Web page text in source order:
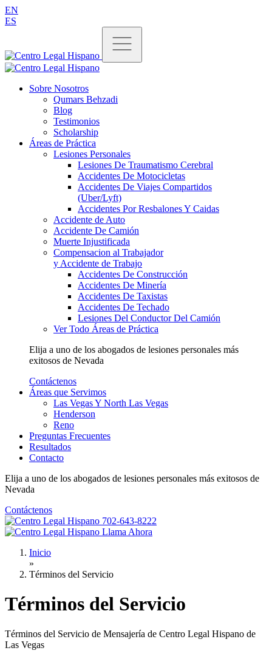
EN
ES
Sobre Nosotros
Qumars Behzadi
Blog
Testimonios
Scholarship
Áreas de Práctica
Lesiones Personales
Lesiones De Traumatismo Cerebral
Accidentes De Motocicletas
Accidentes De Viajes Compartidos
(Uber/Lyft)
Accidentes Por Resbalones Y Caidas
Accidente de Auto
Accidente De Camión
Muerte Injustificada
Compensacion al Trabajador
y Accidente de Trabajo
Accidentes De Construcción
Accidentes De Minería
Accidentes De Taxistas
Accidentes De Techado
Lesiones Del Conductor Del Camión
Ver Todo Áreas de Práctica
Elija a uno de los abogados de lesiones personales más
exitosos de Nevada
Contáctenos
Áreas que Servimos
Las Vegas Y North Las Vegas
Henderson
Reno
Preguntas Frecuentes
Resultados
Contacto
Elija a uno de los abogados de lesiones personales más exitosos de
Nevada
Contáctenos
702-643-8222
Llama Ahora
Inicio
»
Términos del Servicio
Términos del Servicio
Términos del Servicio de Mensajería de Centro Legal Hispano de
Las Vegas